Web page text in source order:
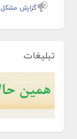
گزارش مشکل
تبلیغات